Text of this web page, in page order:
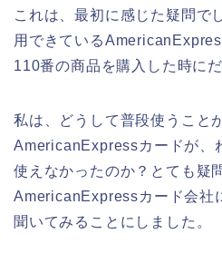
これは、最初に感じた疑問で
用できている
110番の商品を購入した時に
私は、どうして普段使うこと
AmericanExpressカードが、
使えなかったのか？とても疑
AmericanExpressカード会社
聞いてみることにしました。